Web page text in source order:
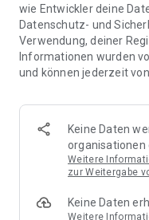
🤝 Teilen leicht
Einkauf gemeinsam.
🍳 Zutaten direkt aus
Zutaten von Rezept-
🚀 DEINE VORTEILE IM
* Nie wieder doppelte
* Kein Chaos mehr beim
* Bessere Abstimmung
* Perfekt für die
wie Entwickler deine
Datenschutz- und
Verwendung, deiner
Informationen wurden
und können jederzeit
Keine Daten
organisationen
Weitere
zur Weitergabe
Keine Daten
Weitere